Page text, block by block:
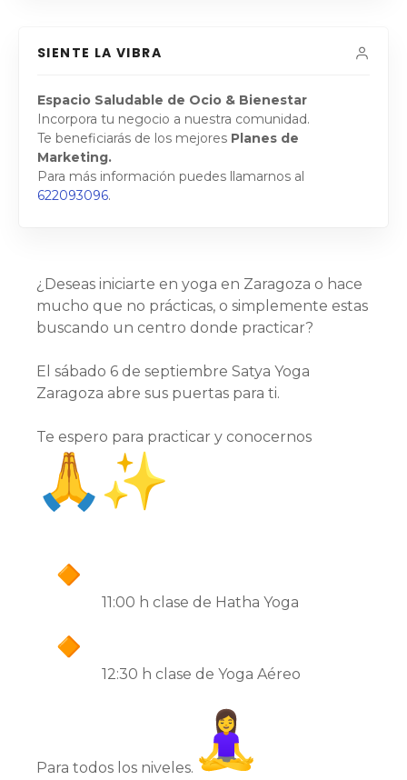
SIENTE LA VIBRA
Espacio Saludable de Ocio & Bienestar
Incorpora tu negocio a nuestra comunidad.
Te beneficiarás de los mejores Planes de
Marketing.
Para más información puedes llamarnos al
622093096.
¿Deseas iniciarte en yoga en Zaragoza o hace
mucho que no prácticas, o simplemente estas
buscando un centro donde practicar?
El sábado 6 de septiembre Satya Yoga
Zaragoza abre sus puertas para ti.
Te espero para practicar y conocernos
️11:00 h clase de Hatha Yoga
️12:30 h clase de Yoga Aéreo
Para todos los niveles.